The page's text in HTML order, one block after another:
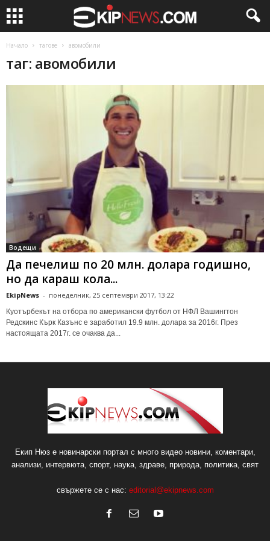
Начало тагове авомобили
таг: авомобили
Водещи
Да печелиш по 20 млн. долара годишно,
но да караш кола...
EkipNews - понеделник, 25 септември 2017, 13:22
Куотърбекът на отбора по американски футбол от НФЛ Вашингтон
Редскинс Кърк Казънс е заработил 19.9 млн. долара за 2016г. През
настоящата 2017г. се очаква да...
Екип Нюз е новинарски портал с много видео новини, коментари,
анализи, интервюта, спорт, наука, здраве, природа, политика, свят
свържете се с нас: editorial@ekipnews.com